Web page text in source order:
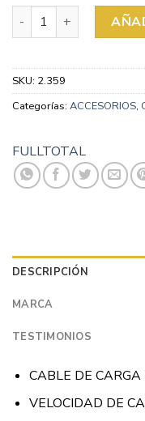
CABLE MICRO USB
SKU: 2.359
Categorías: ACCESORIOS,
FULLTOTAL
DESCRIPCIÓN
MARCA
TESTIMONIOS
CABLE DE
VELOCIDAD DE